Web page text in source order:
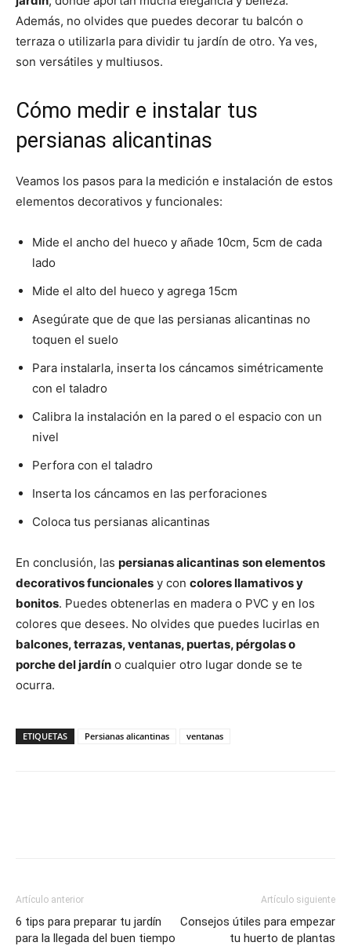
Además, no olvides que puedes decorar tu balcón o
terraza o utilizarla para dividir tu jardín de otro. Ya ves,
son versátiles y multiusos.
Cómo medir e instalar tus
persianas alicantinas
Veamos los pasos para la medición e instalación de estos
elementos decorativos y funcionales:
Mide el ancho del hueco y añade 10cm, 5cm de cada
lado
Mide el alto del hueco y agrega 15cm
Asegúrate que de que las persianas alicantinas no
toquen el suelo
Para instalarla, inserta los cáncamos simétricamente
con el taladro
Calibra la instalación en la pared o el espacio con un
nivel
Perfora con el taladro
Inserta los cáncamos en las perforaciones
Coloca tus persianas alicantinas
En conclusión, las persianas alicantinas son elementos
decorativos funcionales y con colores llamativos y
bonitos. Puedes obtenerlas en madera o PVC y en los
colores que desees. No olvides que puedes lucirlas en
balcones, terrazas, ventanas, puertas, pérgolas o
porche del jardín o cualquier otro lugar donde se te
ocurra.
ETIQUETAS Persianas alicantinas ventanas
Artículo anterior
6 tips para preparar tu jardín
para la llegada del buen tiempo
Artículo siguiente
Consejos útiles para empezar
tu huerto de plantas